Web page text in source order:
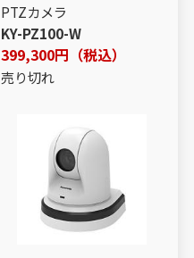
PTZカメラ
KY-PZ100-W
399,300円（税込）
売り切れ